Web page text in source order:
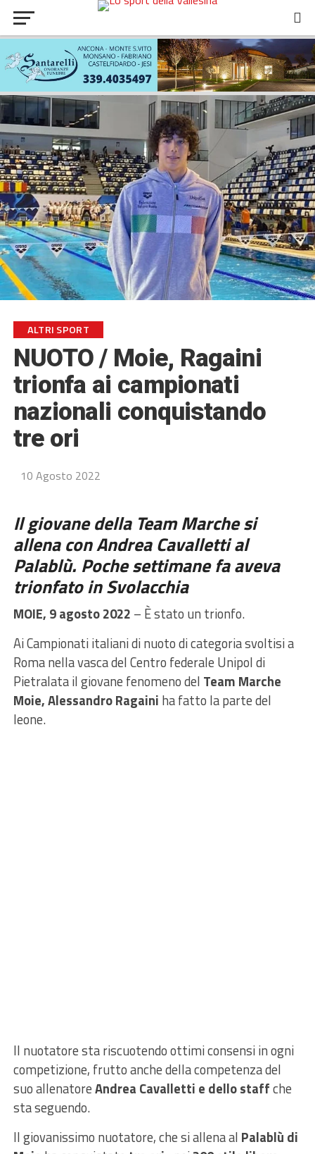
ALTRI SPORT
NUOTO / Moie, Ragaini
trionfa ai campionati
nazionali conquistando
tre ori
10 Agosto 2022
Il giovane della Team Marche si
allena con Andrea Cavalletti al
Palablù. Poche settimane fa aveva
trionfato in Svolacchia
MOIE, 9 agosto 2022 – È stato un trionfo.
Ai Campionati italiani di nuoto di categoria svoltisi a
Roma nella vasca del Centro federale Unipol di
Pietralata il giovane fenomeno del Team Marche
Moie, Alessandro Ragaini ha fatto la parte del
leone.
Il nuotatore sta riscuotendo ottimi consensi in ogni
competizione, frutto anche della competenza del
suo allenatoreAndrea Cavalletti e dello staffche
sta seguendo.
Il giovanissimo nuotatore, che si allena al Palablù di